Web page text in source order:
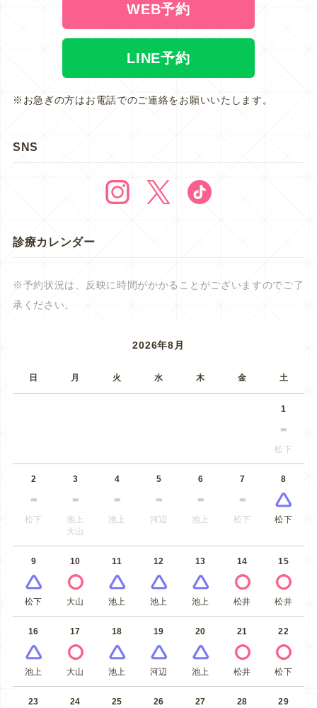
WEB予約
LINE予約
※お急ぎの方はお電話でのご連絡をお願いいたします。
SNS
診療カレンダー
※予約状況は、反映に時間がかかることがございますのでご了
承ください。
2026年8月
日 月 火 水 木 金 土
1
松下
2
松下
3
池上
大山
4
池上
5
河辺
6
池上
7
松下
8
松下
9
松下
10
大山
11
池上
12
池上
13
池上
14
松井
15
松井
16
池上
17
大山
18
池上
19
河辺
20
池上
21
松井
22
松下
23 24 25 26 27 28 29